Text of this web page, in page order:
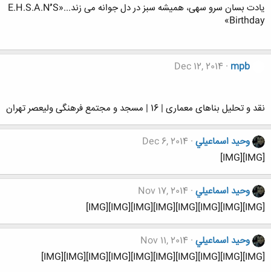
یادت بسان سرو سهی، همیشه سبز در دل جوانه می زند...«E.H.S.A.Nُُُ S
Birthday»
mpb
Dec 12, 2014
نقد و تحلیل بناهای معماری | 16 | مسجد و مجتمع فرهنگی ولیعصر تهران
وحيد اسماعيلي Dec 6, 2014
[IMG][IMG]
وحيد اسماعيلي Nov 17, 2014
[IMG][IMG][IMG][IMG][IMG][IMG][IMG][IMG]
وحيد اسماعيلي Nov 11, 2014
[IMG][IMG][IMG][IMG][IMG][IMG][IMG][IMG][IMG][IMG]